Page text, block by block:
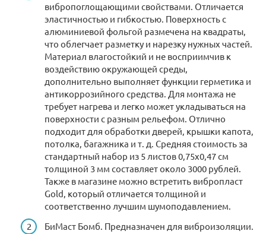
вибропоглощающими свойствами. Отличается
эластичностью и гибкостью. Поверхность с
алюминиевой фольгой размечена на квадраты,
что облегчает разметку и нарезку нужных частей.
Материал влагостойкий и не восприимчив к
воздействию окружающей среды,
дополнительно выполняет функции герметика и
антикоррозийного средства. Для монтажа не
требует нагрева и легко может укладываться на
поверхности с разным рельефом. Отлично
подходит для обработки дверей, крышки капота,
потолка, багажника и т. д. Средняя стоимость за
стандартный набор из 5 листов 0,75х0,47 см
толщиной 3 мм составляет около 3000 рублей.
Также в магазине можно встретить вибропласт
Gold, который отличается толщиной и
соответственно лучшим шумоподавлением.
БиМаст Бомб. Предназначен для виброизоляции.